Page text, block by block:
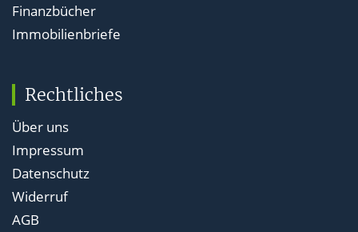
Finanzbücher
Immobilienbriefe
Rechtliches
Über uns
Impressum
Datenschutz
Widerruf
AGB